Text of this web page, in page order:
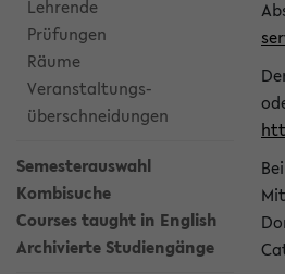
Lehrende
Prüfungen
Räume
Veranstaltungs-
überschneidungen
Semesterauswahl
Kombisuche
Courses taught in English
Archivierte Studiengänge